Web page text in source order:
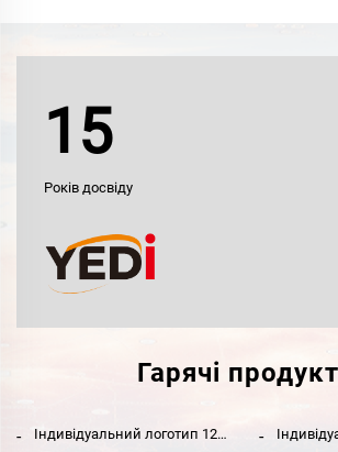
15
Років досвіду
Гарячі
Індивідуальний логотип 12